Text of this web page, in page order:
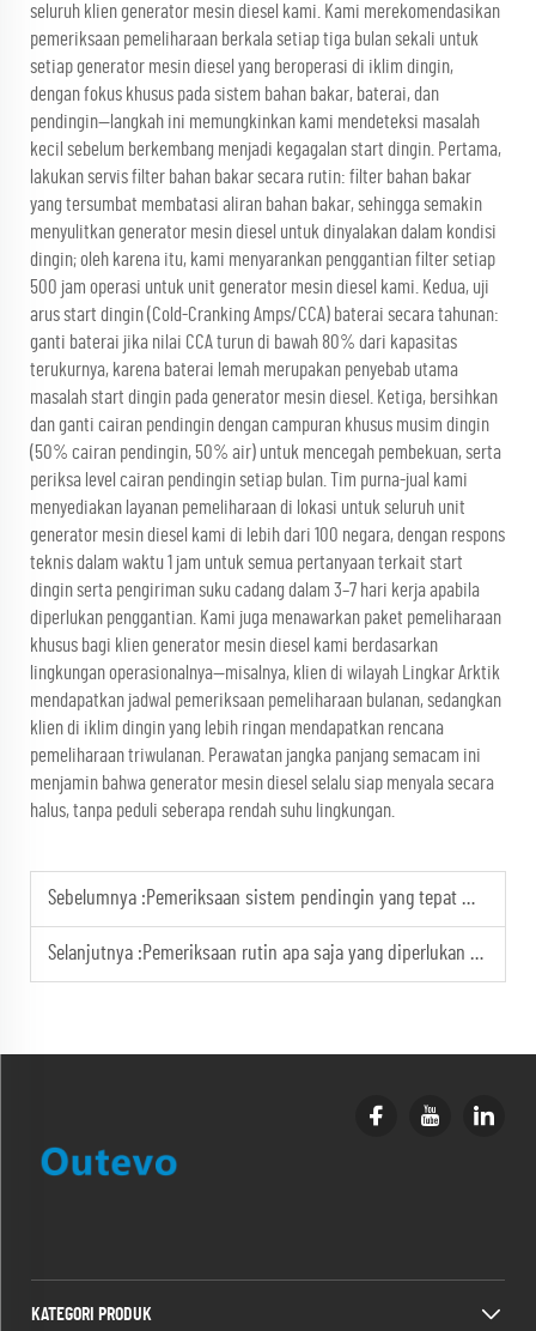
seluruh klien generator mesin diesel kami. Kami merekomendasikan
pemeriksaan pemeliharaan berkala setiap tiga bulan sekali untuk
setiap generator mesin diesel yang beroperasi di iklim dingin,
dengan fokus khusus pada sistem bahan bakar, baterai, dan
pendingin—langkah ini memungkinkan kami mendeteksi masalah
kecil sebelum berkembang menjadi kegagalan start dingin. Pertama,
lakukan servis filter bahan bakar secara rutin: filter bahan bakar
yang tersumbat membatasi aliran bahan bakar, sehingga semakin
menyulitkan generator mesin diesel untuk dinyalakan dalam kondisi
dingin; oleh karena itu, kami menyarankan penggantian filter setiap
500 jam operasi untuk unit generator mesin diesel kami. Kedua, uji
arus start dingin (Cold-Cranking Amps/CCA) baterai secara tahunan:
ganti baterai jika nilai CCA turun di bawah 80% dari kapasitas
terukurnya, karena baterai lemah merupakan penyebab utama
masalah start dingin pada generator mesin diesel. Ketiga, bersihkan
dan ganti cairan pendingin dengan campuran khusus musim dingin
(50% cairan pendingin, 50% air) untuk mencegah pembekuan, serta
periksa level cairan pendingin setiap bulan. Tim purna-jual kami
menyediakan layanan pemeliharaan di lokasi untuk seluruh unit
generator mesin diesel kami di lebih dari 100 negara, dengan respons
teknis dalam waktu 1 jam untuk semua pertanyaan terkait start
dingin serta pengiriman suku cadang dalam 3–7 hari kerja apabila
diperlukan penggantian. Kami juga menawarkan paket pemeliharaan
khusus bagi klien generator mesin diesel kami berdasarkan
lingkungan operasionalnya—misalnya, klien di wilayah Lingkar Arktik
mendapatkan jadwal pemeriksaan pemeliharaan bulanan, sedangkan
klien di iklim dingin yang lebih ringan mendapatkan rencana
pemeliharaan triwulanan. Perawatan jangka panjang semacam ini
menjamin bahwa generator mesin diesel selalu siap menyala secara
halus, tanpa peduli seberapa rendah suhu lingkungan.
Sebelumnya :Pemeriksaan sistem pendingin yang tepat mencegah terjadinya overheating pada unit generator diesel.
Selanjutnya :Pemeriksaan rutin apa saja yang diperlukan sebelum menggunakan generator berbahan bakar diesel?
KATEGORI PRODUK